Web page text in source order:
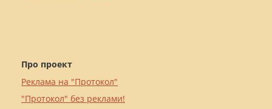
Про проект
Реклама на "Протокол"
"Протокол" без реклами!